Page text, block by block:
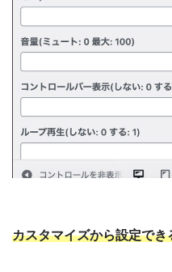
カスタマイズから設定で